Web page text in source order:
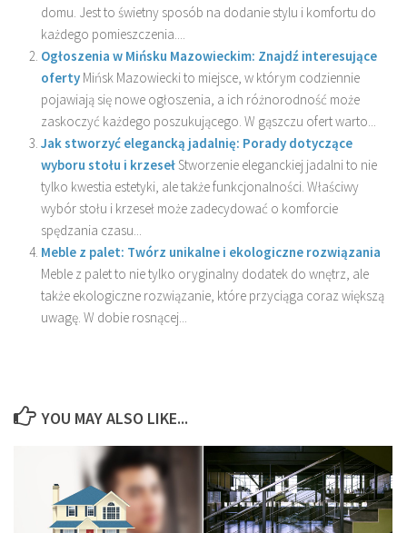
domu. Jest to świetny sposób na dodanie stylu i komfortu do
każdego pomieszczenia....
Ogłoszenia w Mińsku Mazowieckim: Znajdź interesujące
oferty Mińsk Mazowiecki to miejsce, w którym codziennie
pojawiają się nowe ogłoszenia, a ich różnorodność może
zaskoczyć każdego poszukującego. W gąszczu ofert warto...
Jak stworzyć elegancką jadalnię: Porady dotyczące
wyboru stołu i krzesełStworzenie eleganckiej jadalni to nie
tylko kwestia estetyki, ale także funkcjonalności. Właściwy
wybór stołu i krzeseł może zadecydować o komforcie
spędzania czasu...
Meble z palet: Twórz unikalne i ekologiczne rozwiązania
Meble z palet to nie tylko oryginalny dodatek do wnętrz, ale
także ekologiczne rozwiązanie, które przyciąga coraz większą
uwagę. W dobie rosnącej...
YOU MAY ALSO LIKE...